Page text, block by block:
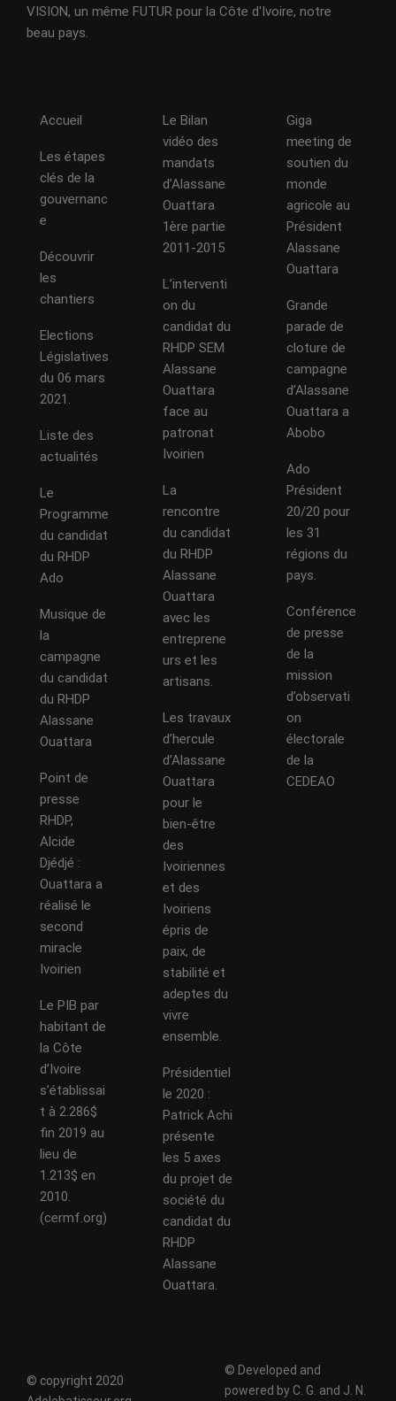
VISION, un même FUTUR pour la Côte d'Ivoire, notre
beau pays.
Accueil
Les étapes
clés de la
gouvernanc
e
Découvrir
les
chantiers
Elections
Législatives
du 06 mars
2021.
Liste des
actualités
Le
Programme
du candidat
du RHDP
Ado
Musique de
la
campagne
du candidat
du RHDP
Alassane
Ouattara
Point de
presse
RHDP,
Alcide
Djédjé :
Ouattara a
réalisé le
second
miracle
Ivoirien
Le PIB par
habitant de
la Côte
d’Ivoire
s’établissai
t à 2.286$
fin 2019 au
lieu de
1.213$ en
2010.
(cermf.org)
Le Bilan
vidéo des
mandats
d’Alassane
Ouattara
1ère partie
2011-2015
L’interventi
on du
candidat du
RHDP SEM
Alassane
Ouattara
face au
patronat
Ivoirien
La
rencontre
du candidat
du RHDP
Alassane
Ouattara
avec les
entreprene
urs et les
artisans.
Les travaux
d’hercule
d’Alassane
Ouattara
pour le
bien-être
des
Ivoiriennes
et des
Ivoiriens
épris de
paix, de
stabilité et
adeptes du
vivre
ensemble.
Présidentiel
le 2020 :
Patrick Achi
présente
les 5 axes
du projet de
société du
candidat du
RHDP
Alassane
Ouattara.
Giga
meeting de
soutien du
monde
agricole au
Président
Alassane
Ouattara
Grande
parade de
cloture de
campagne
d’Alassane
Ouattara a
Abobo
Ado
Président
20/20 pour
les 31
régions du
pays.
Conférence
de presse
de la
mission
d’observati
on
électorale
de la
CEDEAO
© copyright 2020
© Developed and
powered by C. G. and J. N.